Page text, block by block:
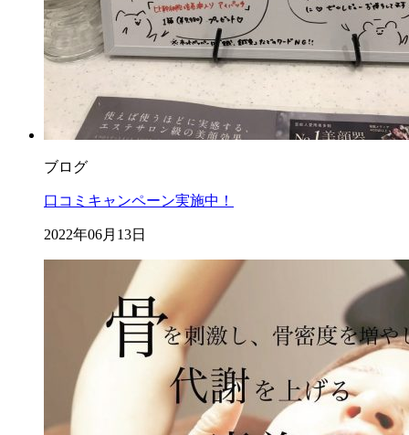
ブログ
口コミキャンペーン実施中！
2022年06月13日